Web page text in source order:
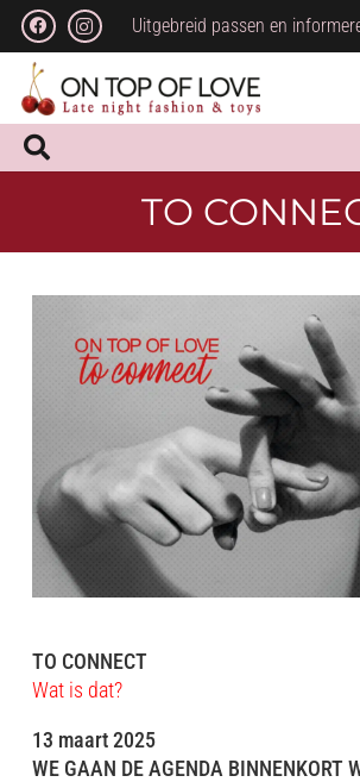
Uitgebreid passen en
TO
TO CONNECT
Wat is dat?
13 maart 2025
WE GAAN DE AGENDA BINNENKORT